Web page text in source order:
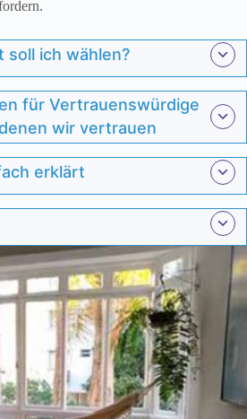
soll ich wählen?
für Vertrauenswürdige
wir vertrauen
erklärt